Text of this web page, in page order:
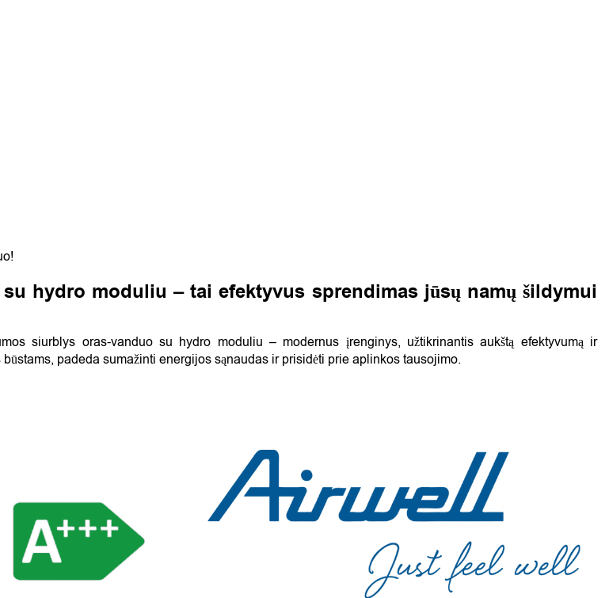
!
hydro moduliu – tai efektyvus sprendimas jūsų namų šildymui
siurblys oras-vanduo su hydro moduliu – modernus įrenginys, užtikrinantis aukštą efektyvumą ir
padeda sumažinti energijos sąnaudas ir prisidėti prie aplinkos tausojimo.